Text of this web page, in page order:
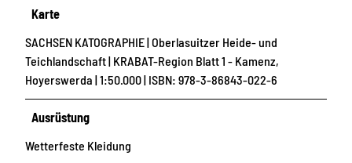
Karte
SACHSEN KATOGRAPHIE | Oberlasuitzer Heide- und
Teichlandschaft | KRABAT-Region Blatt 1 - Kamenz,
Hoyerswerda | 1:50.000 | ISBN: 978-3-86843-022-6
Ausrüstung
Wetterfeste Kleidung